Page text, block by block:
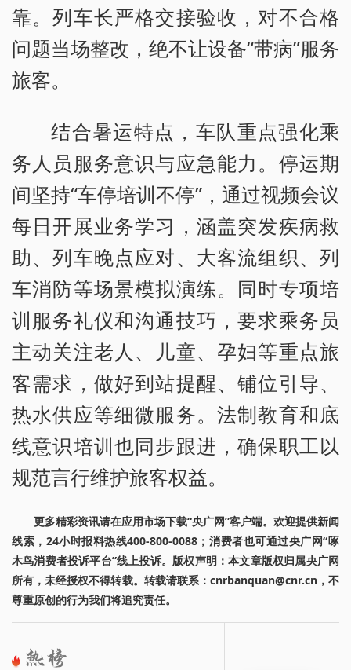
靠。列车长严格交接验收，对不合格
问题当场整改，绝不让设备“带病”服务
旅客。
结合暑运特点，车队重点强化乘
务人员服务意识与应急能力。停运期
间坚持“车停培训不停”，通过视频会议
每日开展业务学习，涵盖突发疾病救
助、列车晚点应对、大客流组织、列
车消防等场景模拟演练。同时专项培
训服务礼仪和沟通技巧，要求乘务员
主动关注老人、儿童、孕妇等重点旅
客需求，做好到站提醒、铺位引导、
热水供应等细微服务。法制教育和底
线意识培训也同步跟进，确保职工以
规范言行维护旅客权益。
更多精彩资讯请在应用市场下载“央广网”客户端。欢迎提供新闻
线索，24小时报料热线400-800-0088；消费者也可通过央广网“啄
木鸟消费者投诉平台”线上投诉。版权声明：本文章版权归属央广网
所有，未经授权不得转载。转载请联系：cnrbanquan@cnr.cn，不
尊重原创的行为我们将追究责任。